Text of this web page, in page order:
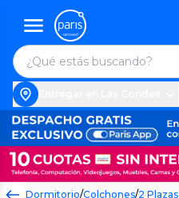
Dormitorio/Colchones/2 Plazas